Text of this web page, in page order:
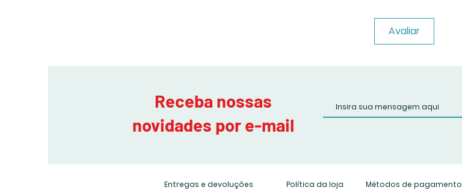
Avaliar
Receba nossas
novidades por e-mail
Entregas e devoluções Política da loja Métodos de pagamento